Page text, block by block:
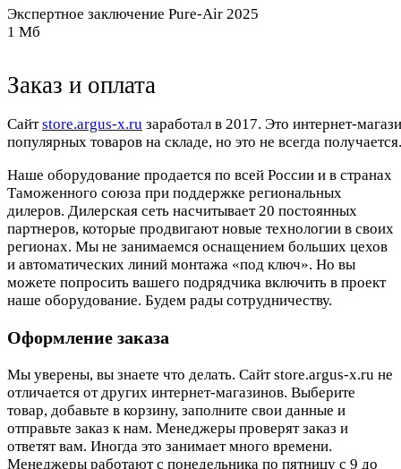
Экспертное заключение Pure-Air 2025
1 Мб
Заказ и оплата
Cайтstore.argus-x.ru заработал в 2017. Это интернет-
популярных товаров на складе, но это не всегда
Наше оборудование продается по всей России и в странах
Таможенного союза при поддержке региональных
дилеров. Дилерская сеть насчитывает 20 постоянных
партнеров, которые продвигают новые технологии в своих
регионах. Мы не занимаемся оснащением больших цехов
и автоматических линий монтажа «под ключ». Но вы
можете попросить вашего подрядчика включить в проект
наше оборудование. Будем рады сотрудничеству.
Оформление заказа
Мы уверены, вы знаете что делать. Сайт store.argus-x.ru не
отличается от других интернет-магазинов. Выберите
товар, добавьте в корзину, заполните свои данные и
отправьте заказ к нам. Менеджеры проверят заказ и
ответят вам. Иногда это занимает много времени.
Менеджеры работают с понедельника по пятницу с 9 до